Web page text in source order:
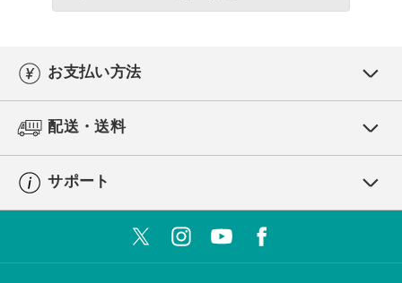
お支払い方法
配送・送料
サポート